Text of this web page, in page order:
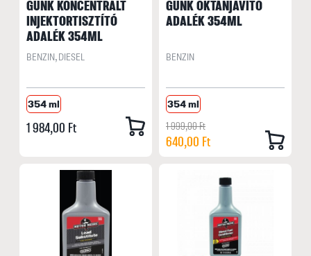
GUNK KONCENTRÁLT
INJEKTORTISZTÍTÓ
ADALÉK 354ML
BENZIN, DIESEL
354 ml
1 984,00 Ft
GUNK OKTÁNJAVÍTÓ
ADALÉK 354ML
BENZIN
354 ml
1 999,00 Ft
640,00 Ft